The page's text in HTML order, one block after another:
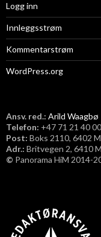
Logg inn
Innleggsstrøm
Kommentarstrøm
WordPress.org
Ansv. red.: Arild Waagbø
Telefon: ​+47 71 21 40 00
Post: Boks 2110, 6402
Adr.: Britvegen 2, 6410
© Panorama HiM 2014-